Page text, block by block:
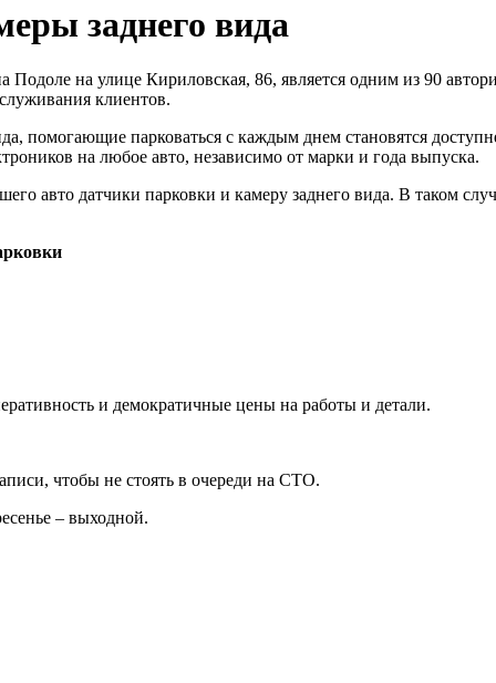
заднего вида
Подоле на улице Кириловская, 86, является одним из 90
клиентов.
помогающие парковаться с каждым днем становятся
на любое авто, независимо от марки и года выпуска.
авто датчики парковки и камеру заднего вида. В таком
и демократичные цены на работы и детали.
чтобы не стоять в очереди на СТО.
– выходной.